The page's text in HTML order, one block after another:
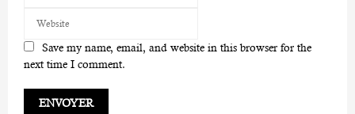
Save my name, email, and website in this browser for the
next time I comment.